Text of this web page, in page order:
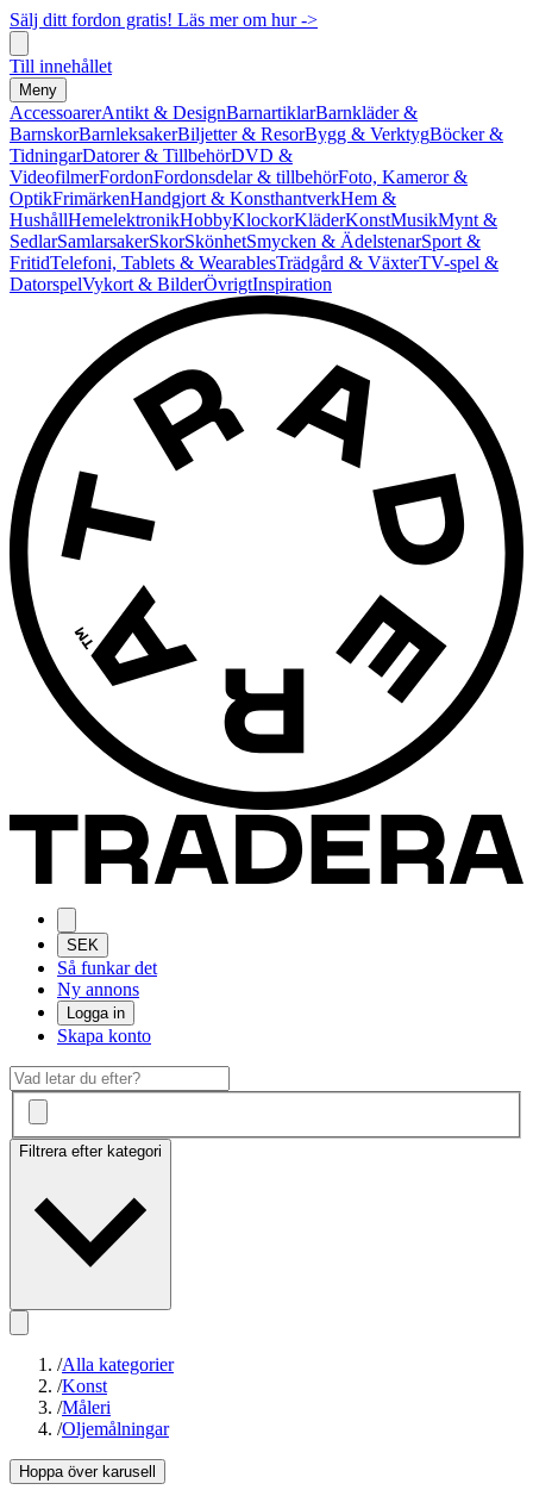
Sälj ditt fordon gratis! Läs mer om hur ->
Till innehållet
Meny
AccessoarerAntikt & DesignBarnartiklarBarnkläder &
BarnskorBarnleksakerBiljetter & ResorBygg & VerktygBöcker &
TidningarDatorer & TillbehörDVD &
VideofilmerFordonFordonsdelar & tillbehörFoto, Kameror &
OptikFrimärkenHandgjort & KonsthantverkHem &
HushållHemelektronikHobbyKlockorKläderKonstMusikMynt &
SedlarSamlarsakerSkorSkönhetSmycken & ÄdelstenarSport &
FritidTelefoni, Tablets & WearablesTrädgård & VäxterTV-spel &
DatorspelVykort & BilderÖvrigtInspiration
SEK
Så funkar det
Ny annons
Logga in
Skapa konto
Filtrera efter kategori
/Alla kategorier
/Konst
/Måleri
/Oljemålningar
Hoppa över karusell